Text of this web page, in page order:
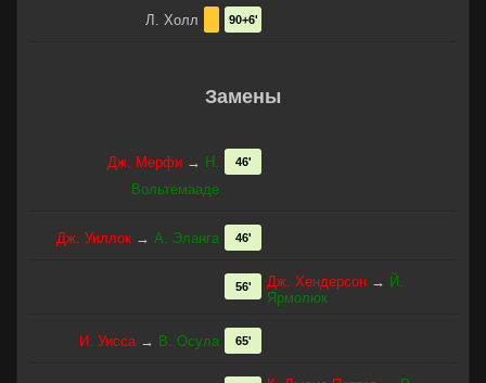
Л. Холл 90+6'
Замены
Дж. Мерфи → Н.
Вольтемааде
46'
Дж. Уиллок → А. Эланга 46'
Дж. Хендерсон → Й.
Ярмолюк
56'
И. Уисса→ В. Осула 65'